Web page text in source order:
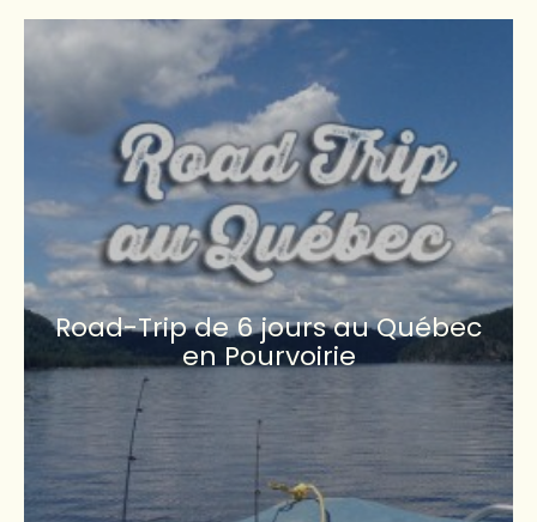
Road-Trip de 6 jours au Québec
en Pourvoirie